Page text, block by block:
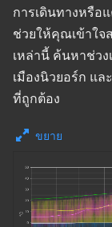
การเดินทางหรือ
ช่วยให้คุณเข้าใ
เหล่านี้ ค้นหาช่ว
เมืองนิวยอร์ก แ
ที่ถูกต้อง
ขยาย